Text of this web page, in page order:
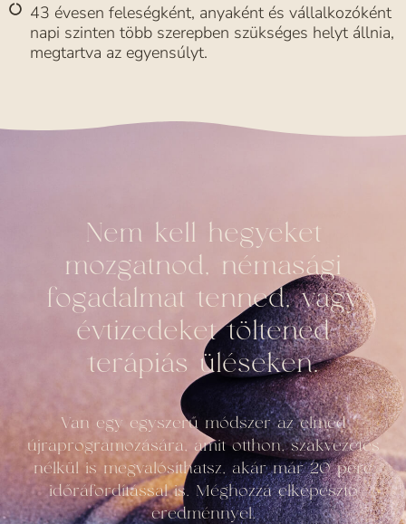
43 évesen feleségként, anyaként és vállalkozóként
napi szinten több szerepben szükséges helyt állnia,
megtartva az egyensúlyt.
Nem kell hegyeket
mozgatnod, némasági
fogadalmat tenned, vagy
évtizedeket töltened
terápiás üléseken.
Van egy egyszerű módszer az elméd
újraprogramozására, amit otthon, szakvezetés
nélkül is megvalósíthatsz, akár már 20 perc
időráfordítással is. Méghozzá elképesztő
eredménnyel.